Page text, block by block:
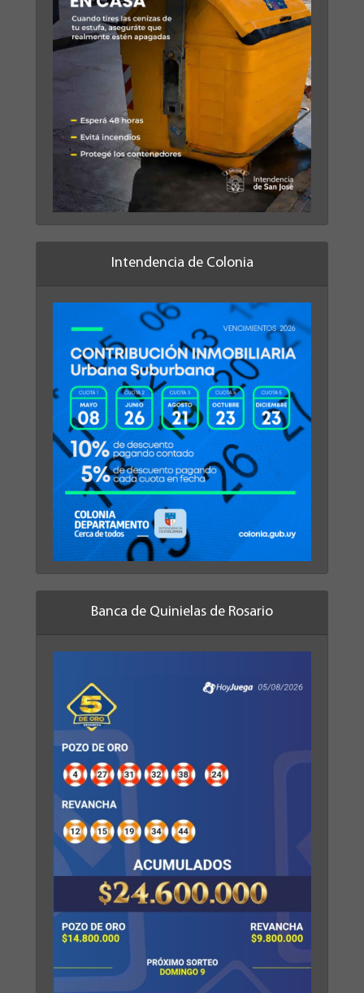
Intendencia de Colonia
Banca de Quinielas de Rosario